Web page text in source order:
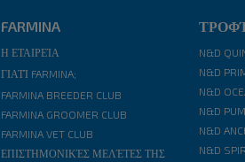
FARMINA
Η ΕΤΑΙΡΕΊΑ
ΓΙΑΤΊ FARMINA;
FARMINA BREEDER CLUB
FARMINA GROOMER CLUB
FARMINA VET CLUB
ΕΠΙΣΤΗΜΟΝΙΚΈΣ ΜΕΛΈΤΕΣ ΤΗΣ
N&D
N&D
N&D
N&D
N&D
N&D